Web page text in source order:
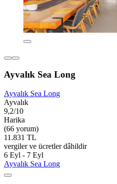
Ayvalık Sea Long
Ayvalık Sea Long
Ayvalık
9,2/10
Harika
(66 yorum)
11.831 TL
vergiler ve ücretler dâhildir
6 Eyl - 7 Eyl
Ayvalık Sea Long